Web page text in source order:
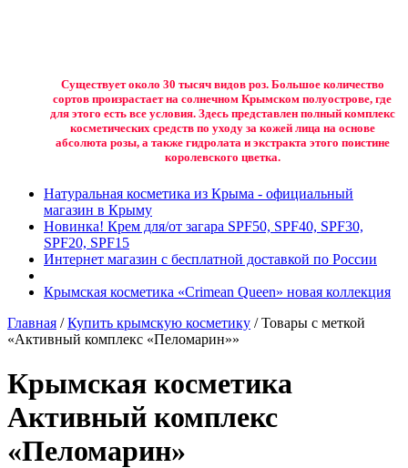
Существует около 30 тысяч видов роз. Большое количество
сортов произрастает на солнечном Крымском полуострове, где
для этого есть все условия. Здесь представлен полный комплекс
косметических средств по уходу за кожей лица на основе
абсолюта розы, а также гидролата и экстракта этого поистине
королевского цветка.
Натуральная косметика из Крыма - официальный
магазин в Крыму
Новинка! Крем для/от загара SPF50, SPF40, SPF30,
SPF20, SPF15
Интернет магазин с бесплатной доставкой по России
Крымская косметика «Crimean Queen» новая коллекция
Главная /Купить крымскую косметику / Товары с меткой
«Активный комплекс «Пеломарин»»
Крымская косметика
Активный комплекс
«Пеломарин»